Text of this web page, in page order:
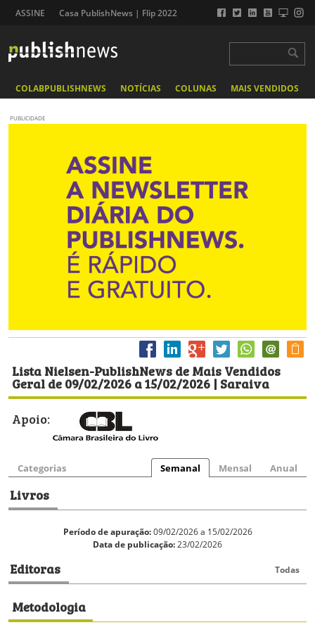
ASSINE Casa PublishNews | Flip 2022
COLABPUBLISHNEWS NOTÍCIAS COLUNAS MAIS VENDIDOS
PUBLICIDADE
Lista Nielsen-PublishNews de Mais Vendidos
Geral de 09/02/2026 a 15/02/2026 | Saraiva
Apoio:
Categorias Semanal Mensal Anual
Livros
Período de apuração:09/02/2026 a 15/02/2026
Data de publicação:23/02/2026
Editoras Todas
Metodologia